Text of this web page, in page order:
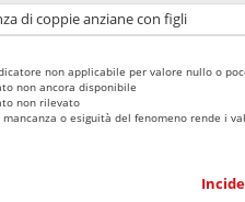
di coppie anziane con figli
non applicabile per valore nullo o
non ancora disponibile
non rilevato
mancanza o esiguità del fenomeno rende i